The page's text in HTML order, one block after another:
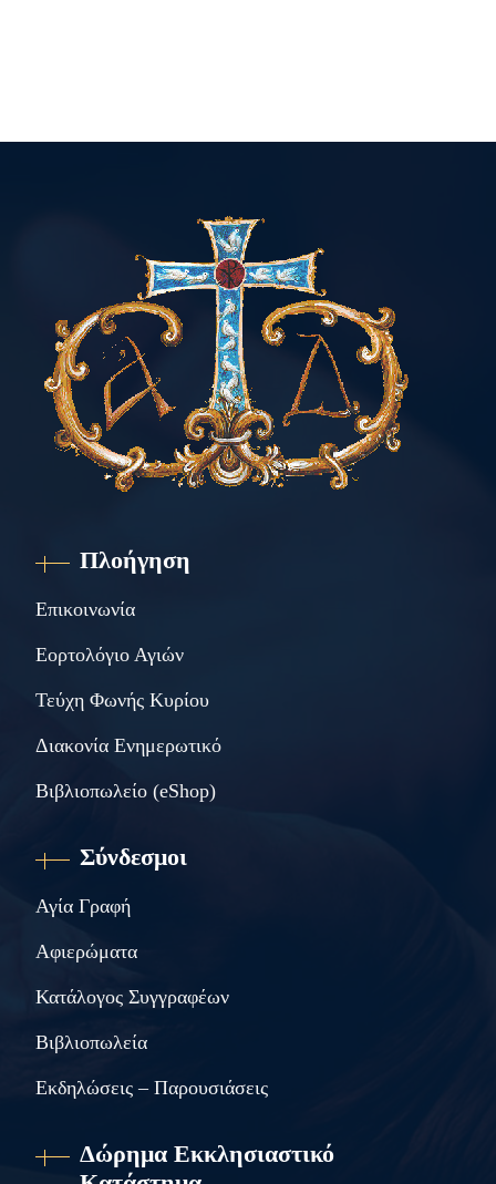
Πλοήγηση
Επικοινωνία
Εορτολόγιο Αγιών
Τεύχη Φωνής Κυρίου
Διακονία Ενημερωτικό
Βιβλιοπωλείο (eShop)
Σύνδεσμοι
Αγία Γραφή
Αφιερώματα
Κατάλογος Συγγραφέων
Βιβλιοπωλεία
Εκδηλώσεις – Παρουσιάσεις
Δώρημα Εκκλησιαστικό